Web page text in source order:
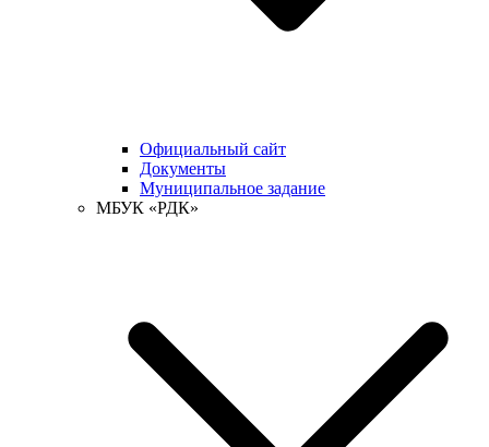
Официальный сайт
Документы
Муниципальное задание
МБУК «РДК»